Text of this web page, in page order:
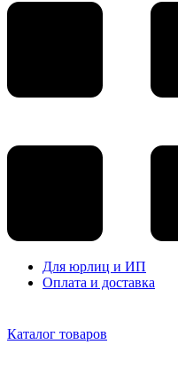
Для юрлиц и ИП
Оплата и доставка
Каталог товаров